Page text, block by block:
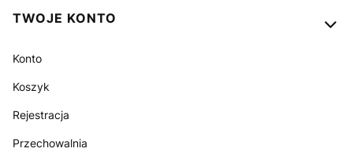
TWOJE KONTO
Konto
Koszyk
Rejestracja
Przechowalnia